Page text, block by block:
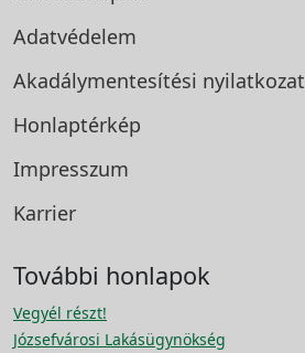
Adatvédelem
Akadálymentesítési nyilatkozat
Honlaptérkép
Impresszum
Karrier
További honlapok
Vegyél részt!
Józsefvárosi Lakásügynökség